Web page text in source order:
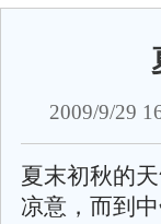
2009/9/29
夏末初秋的
凉意，而到